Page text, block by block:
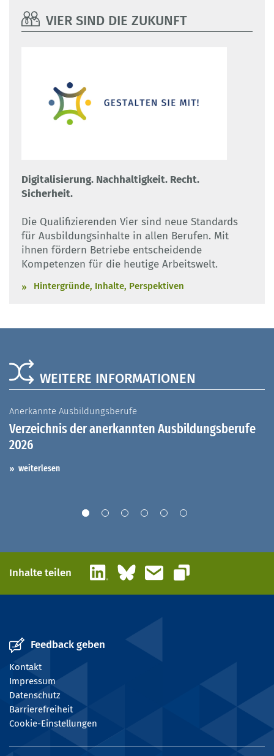
VIER SIND DIE ZUKUNFT
Digitalisierung. Nachhaltigkeit. Recht.
Sicherheit.
Die Qualifizierenden Vier sind neue Standards
für Ausbildungsinhalte in allen Berufen. Mit
ihnen fördern Betriebe entscheidende
Kompetenzen für die heutige Arbeitswelt.
Hintergründe, Inhalte, Perspektiven
WEITERE INFORMATIONEN
Anerkannte Ausbildungsberufe
Verzeichnis der anerkannten Ausbildungsberufe
2026
weiterlesen
Inhalte teilen LinkedInBlueskyE-Mail
Link kopieren
Feedback geben
Kontakt
Impressum
Datenschutz
Barrierefreiheit
Cookie-Einstellungen